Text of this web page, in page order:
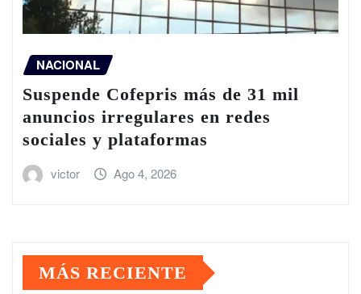
NACIONAL
Suspende Cofepris más de 31 mil
anuncios irregulares en redes
sociales y plataformas
victor Ago 4, 2026
MÁS RECIENTE